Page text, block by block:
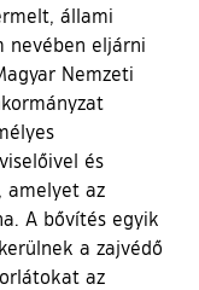
állami
nevében eljárni
Nemzeti
és
amelyet az
A bővítés egyik
a zajvédő
az